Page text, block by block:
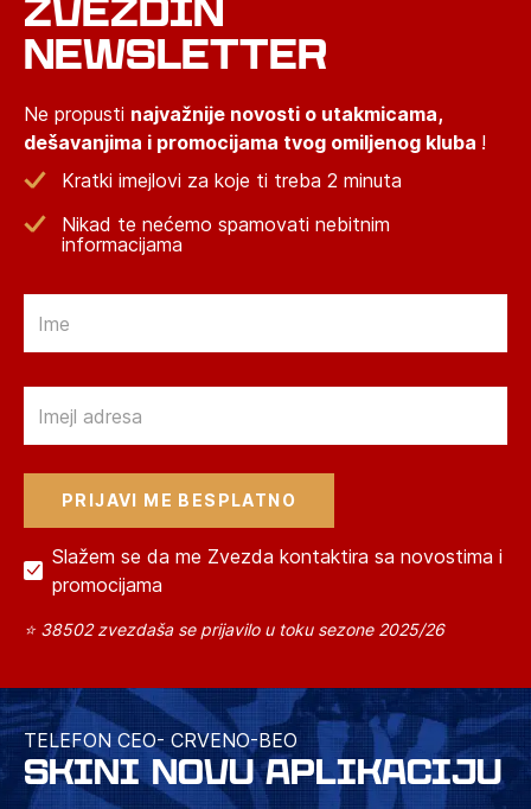
ZVEZDIN
NEWSLETTER
Ne propusti najvažnije novosti o utakmicama,
dešavanjima i promocijama tvog omiljenog kluba !
Kratki imejlovi za koje ti treba 2 minuta
Nikad te nećemo spamovati nebitnim
informacijama
Slažem se da me Zvezda kontaktira sa novostima i
promocijama
⭐ 38502 zvezdaša se prijavilo u toku sezone 2025/26
TELEFON CEO- CRVENO-BEO
SKINI NOVU APLIKACIJU